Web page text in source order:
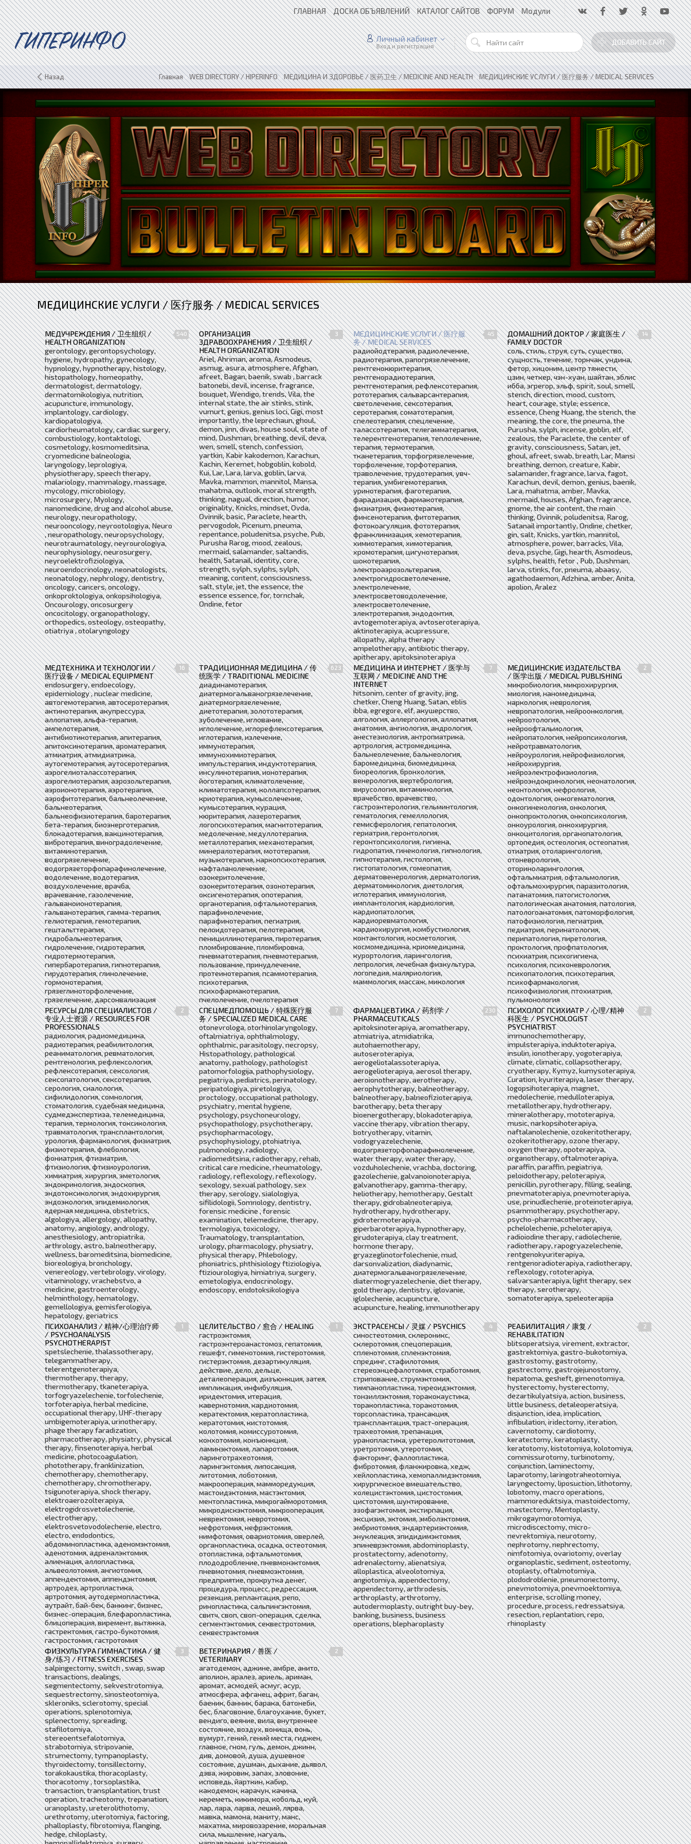
ГЛАВНАЯ ДОСКА ОБЪЯВЛЕНИЙ КАТАЛОГ САЙТОВ ФОРУМ Модули
ГИПЕРИНФО ДОБАВИТЬ САЙТ
Личный кабинет
Вход и регистрация
Назад Главная»WEB DIRECTORY / HIPERINFO»МЕДИЦИНА И ЗДОРОВЬЕ / 医药卫生 / MEDICINE AND HEALTH»МЕДИЦИНСКИЕ УСЛУГИ / 医疗服务 / MEDICAL SERVICES
МЕДИЦИНСКИЕ УСЛУГИ / 医疗服务 / MEDICAL SERVICES
МЕДУЧРЕЖДЕНИЯ / 卫生组织 /
HEALTH ORGANIZATION
540
gerontology, gerontopsychology,
hygiene, hydropathy, gynecology,
hypnology, hypnotherapy, histology,
histopathology, homeopathy,
dermatologist, dermatology,
dermatomikologiya, nutrition,
acupuncture, immunology,
implantology, cardiology,
kardiopatologiya,
cardiorheumatology, cardiac surgery,
combustiology, kontaktologi,
cosmetology, kosmomeditsina,
cryomedicine balneologia,
laryngology, leprologiya,
physiotherapy, speech therapy,
malariology, mammalogy, massage,
mycology, microbiology,
microsurgery, Myology,
nanomedicine, drug and alcohol abuse,
neurology, neuropathology,
neurooncology, neyrootologiya, Neuro
, neuropathology, neuropsychology,
neurotraumatology, neyrourologiya,
neurophysiology, neurosurgery,
neyroelektrofiziologiya,
neuroendocrinology, neonatologists,
neonatology, nephrology, dentistry,
oncology, cancers, oncology,
onkoproktologiya, onkopsihologiya,
Oncourology, oncosurgery
oncocitology, organopathology,
orthopedics, osteology, osteopathy,
otiatriya , otolaryngology
ОРГАНИЗАЦИЯ
ЗДРАВООХРАНЕНИЯ / 卫生组织 /
HEALTH ORGANIZATION
3
Ariel, Ahriman, aroma, Asmodeus,
asmug, asura, atmosphere, Afghan,
afreet, Bagan, baenik, swab , barrack
batonebi, devil, incense, fragrance,
bouquet, Wendigo, trends, Vila, the
internal state, the air stinks, stink,
vumurt, genius, genius loci, Gigi, most
importantly, the leprechaun, ghoul,
demon, jinn, divas, house soul, state of
mind, Dushman, breathing, devil, deva,
wen, smell, stench, confession,
yartkin, Kabir kakodemon, Karachun,
Kachin, Keremet, hobgoblin, kobold,
Kui, Lar, Lara, larva, goblin, larva,
Mavka, mammon, mannitol, Mansa,
mahatma, outlook, moral strength,
thinking, nagual, direction, humor,
originality, Knicks, mindset, Ovda,
Ovinnik, basic, Paraclete, hearth,
pervogodok, Picenum, pneuma,
repentance, poludenitsa, psyche, Pub,
Purusha Rarog, mood, zealous,
mermaid, salamander, saltandis,
health, Satanail, identity, core,
strength, sylph, sylphs, sylph,
meaning, content, consciousness,
salt, style, jet, the essence, the
essence essence, for, tornchak,
Ondine, fetor
МЕДИЦИНСКИЕ УСЛУГИ / 医疗服
务 / MEDICAL SERVICES
45
радиойодтерапия, радиолечение,
радиотерапия, рапогрязелечение,
рентгенокюритерапия,
рентгенорадиотерапия,
рентгенотерапия, рефлексотерапия,
рототерапия, сальварсантерапия,
светолечение, сексотерапия,
серотерапия, соматотерапия,
спелеотерапия, спецлечение,
талассотерапия, телегамматерапия,
телерентгенотерапия, теплолечение,
терапия, термотерапия,
тканетерапия, торфогрязелечение,
торфолечение, торфотерапия,
траволечение, трудотерапия, увч-
терапия, умбигемотерапия,
уринотерапия, фаготерапия,
фарадизация, фармакотерапия,
физиатрия, физиотерапия,
финсенотерапия, фитотерапия,
фотокоагуляция, фототерапия,
франклинизация, хемотерапия,
химиотерапия, химотерапия,
хромотерапия, цигунотерапия,
шокотерапия,
электроаэрозольтерапия,
электрогидросветолечение,
электролечение,
электросветоводолечение,
электросветолечение,
электротерапия, эндодонтия,
avtogemoterapiya, avtoseroterapiya,
aktinoterapiya, acupressure,
allopathy, alpha therapy
ampelotherapy, antibiotic therapy,
apitherapy, apitoksinoterapiya
ДОМАШНИЙ ДОКТОР / 家庭医生 /
FAMILY DOCTOR
14
соль, стиль, струя, суть, существо,
сущность, течение, торнчак, ундина,
фетор, хицоним, центр тяжести,
цзин, четкер, чэн-хуан, шайтан, эблис
ибба, эгрегор, эльф, spirit, soul, smell,
stench, direction, mood, custom,
heart, courage, style; essence,
essence, Cheng Huang, the stench, the
meaning, the core, the pneuma, the
Purusha, sylph, incense, goblin, elf,
zealous, the Paraclete, the center of
gravity, consciousness, Satan, jet,
ghoul, afreet, swab, breath, Lar, Mansi
breathing, demon, creature, Kabir,
salamander, fragrance, larva, fagot,
Karachun, devil, demon, genius, baenik,
Lara, mahatma, amber, Mavka,
mermaid, houses, Afghan, fragrance,
gnome, the air content, the main
thinking, Ovinnik, poludenitsa, Rarog,
Satanail importantly, Ondine, chetker,
gin, salt, Knicks, yartkin, mannitol,
atmosphere, power, barracks, Vila,
deva, psyche, Gigi, hearth, Asmodeus,
sylphs, health, fetor , Pub, Dushman,
larva, stinks, for, pneuma, abaasy,
agathodaemon, Adzhina, amber, Anita,
apolion, Aralez
МЕДТЕХНИКА И ТЕХНОЛОГИИ /
医疗设备 / MEDICAL EQUIPMENT
16
endosurgery, endoecology,
epidemiology , nuclear medicine,
автогемотерапия, автосеротерапия,
актинотерапия, акупрессура,
аллопатия, альфа-терапия,
ампелотерапия,
антибиотикотерапия, апитерапия,
апитоксинотерапия, ароматерапия,
атмиатрия, атмидиатрика,
аутогемотерапия, аутосеротерапия,
аэрогелиоталассотерапия,
аэрогелиотерапия, аэрозольтерапия,
аэроионотерапия, аэротерапия,
аэрофитотерапия, бальнеолечение,
бальнеотерапия,
бальнеофизиотерапия, баротерапия,
бета-терапия, биоэнерготерапия,
блокадотерапия, вакцинотерапия,
вибротерапия, виноградолечение,
витаминотерапия,
водогрязелечение,
водогрязеторфопарафинолечение,
водолечение, водотерапия,
воздухолечение, врачба,
врачевание, газолечение,
гальваноионотерапия,
гальванотерапия, гамма-терапия,
гелиотерапия, гемотерапия,
гештальттерапия,
гидробальнеотерапия,
гидролечение, гидротерапия,
гидротермотерапия,
гипербаротерапия, гипнотерапия,
гирудотерапия, глинолечение,
гормонотерапия,
грязеглиноторфолечение,
грязелечение, дарсонвализация
ТРАДИЦИОННАЯ МЕДИЦИНА / 传
统医学 / TRADITIONAL MEDICINE
623
диадинамотерапия,
диатермогальваногрязелечение,
диатермогрязелечение,
диетотерапия, золототерапия,
зуболечение, иглование,
иглолечение, иглорефлексотерапия,
иглотерапия, излечение,
иммунотерапия,
иммунохимиотерапия,
импульстерапия, индуктотерапия,
инсулинотерапия, ионотерапия,
йоготерапия, климатолечение,
климатотерапия, коллапсотерапия,
криотерапия, кумысолечение,
кумысотерапия, курация,
кюритерапия, лазеротерапия,
логопсихотерапия, магнитотерапия,
медолечение, медуллотерапия,
металлотерапия, механотерапия,
минералотерапия, мототерапия,
музыкотерапия, наркопсихотерапия,
нафталанолечение,
озокеритолечение,
озокеритотерапия, озонотерапия,
оксигенотерапия, опотерапия,
органотерапия, офтальмотерапия,
парафинолечение,
парафинотерапия, пегиатрия,
пелоидотерапия, пелотерапия,
пенициллинотерапия, пиротерапия,
пломбирование, пломбировка,
пневматотерапия, пневмотерапия,
пользование, принудлечение,
протеинотерапия, псаммотерапия,
психотерапия,
психофармакотерапия,
пчелолечение, пчелотерапия
МЕДИЦИНА И ИНТЕРНЕТ / 医学与
互联网 / MEDICINE AND THE
INTERNET
7
hitsonim, center of gravity, jing,
chetker, Cheng Huang, Satan, eblis
ibba, egregore, elf, акушерство,
алгология, аллергология, аллопатия,
анатомия, ангиология, андрология,
анестезиология, антропиатрика,
артрология, астромедицина,
бальнеолечение, бальнеология,
баромедицина, биомедицина,
биореология, бронхология,
венерология, вертебрология,
вирусология, витаминология,
врачебство, врачевство,
гастроэнтерология, гельминтология,
гематология, гемеллология,
гемисферология, гепатология,
гериатрия, геронтология,
геронтопсихология, гигиена,
гидропатия, гинекология, гипнология,
гипнотерапия, гистология,
гистопатология, гомеопатия,
дерматовенерология, дерматология,
дерматомикология, диетология,
иглотерапия, иммунология,
имплантология, кардиология,
кардиопатология,
кардиоревматология,
кардиохирургия, комбустиология,
контактология, косметология,
космомедицина, криомедицина,
курортология, ларингология,
лепрология, лечебная физкультура,
логопедия, маляриология,
маммология, массаж, микология
МЕДИЦИНСКИЕ ИЗДАТЕЛЬСТВА
/ 医学出版 / MEDICAL PUBLISHING
2
микробиология, микрохирургия,
миология, наномедицина,
наркология, неврология,
невропатология, нейроонкология,
нейроотология,
нейроофтальмология,
нейропатология, нейропсихология,
нейротравматология,
нейроурология, нейрофизиология,
нейрохирургия,
нейроэлектрофизиология,
нейроэндокринология, неонатология,
неонтология, нефрология,
одонтология, онкогематология,
онкогинекология, онкология,
онкопроктология, онкопсихология,
онкоурология, онкохирургия,
онкоцитология, органопатология,
ортопедия, остеология, остеопатия,
отиатрия, отоларингология,
отоневрология,
оториноларингология,
офтальмиатрия, офтальмология,
офтальмохирургия, паразитология,
патанатомия, патогистология,
патологическая анатомия, патология,
патологоанатомия, патоморфология,
патофизиология, пегиатрия,
педиатрия, перинатология,
перипатология, пиретология,
проктология, профпатология,
психиатрия, психогигиена,
психология, психоневрология,
психопатология, психотерапия,
психофармакология,
психофизиология, птохиатрия,
пульмонология
РЕСУРСЫ ДЛЯ СПЕЦИАЛИСТОВ /
专业人士资源 / RESOURCES FOR
PROFESSIONALS
2
радиология, радиомедицина,
радиотерапия, реабилитология,
реаниматология, ревматология,
рентгенология, рефлексология,
рефлексотерапия, сексология,
сексопатология, сексотерапия,
серология, сиалология,
сифилидология, сомнология,
стоматология, судебная медицина,
судмедэкспертиза, телемедицина,
терапия, термология, токсикология,
травматология, трансплантология,
урология, фармакология, физиатрия,
физиотерапия, флебология,
фониатрия, фтизиатрия,
фтизиология, фтизиоурология,
химиатрия, хирургия, эметология,
эндокринология, эндоскопия,
эндотоксикология, эндохирургия,
эндоэкология, эпидемиология,
ядерная медицина, obstetrics,
algologiya, allergology, allopathy,
anatomy, angiology, andrology,
anesthesiology, antropiatrika,
arthrology, astro, balneotherapy,
wellness, baromeditsina, biomedicine,
bioreologiya, bronchology,
venereology, vertebrology, virology,
vitaminology, vrachebstvo, a
medicine, gastroenterology,
helminthology, hematology,
gemellologiya, gemisferologiya,
hepatology, geriatrics
СПЕЦМЕДПОМОЩЬ / 特殊医疗服
务 / SPECIALIZED MEDICAL CARE
7
otonevrologa, otorhinolaryngology,
oftalmiatriya, ophthalmology,
ophthalmic, parasitology, necropsy,
Histopathology, pathological
anatomy, pathology, pathologist
patomorfologija, pathophysiology,
pegiatriya, pediatrics, perinatology,
peripatologiya, piretologiya,
proctology, occupational pathology,
psychiatry, mental hygiene,
psychology, psychoneurology,
psychopathology, psychotherapy,
psychopharmacology,
psychophysiology, ptohiatriya,
pulmonology, radiology,
radiomeditsina, radiotherapy, rehab,
critical care medicine, rheumatology,
radiology, reflexology, reflexology,
sexology, sexual pathology, sex
therapy, serology, sialologiya,
sifilidologii, Somnology, dentistry,
forensic medicine , forensic
examination, telemedicine, therapy,
termologiya, toxicology,
Traumatology, transplantation,
urology, pharmacology, physiatry,
physical therapy, Phlebology,
phoniatrics, phthisiology ftiziologiya,
ftiziourologiya, himiatriya, surgery,
emetologiya, endocrinology,
endoscopy, endotoksikologiya
ФАРМАЦЕВТИКА / 药剂学 /
PHARMACEUTICALS
230
apitoksinoterapiya, aromatherapy,
atmiatriya, atmidiatrika,
autohaemotherapy,
autoseroterapiya,
aerogeliotalassoterapiya,
aerogelioterapiya, aerosol therapy,
aeroionotherapy, aerotherapy,
aerophytotherapy, balneotherapy,
balneotherapy, balneofizioterapiya,
barotherapy, beta therapy
bioenergotherapy, blokadoterapiya,
vaccine therapy, vibration therapy,
botryotherapy, vitamin,
vodogryazelechenie,
водогрязеторфопарафинолечение,
water therapy, water therapy,
vozduholechenie, vrachba, doctoring,
gazolechenie, galvanoionoterapiya,
galvanotherapy, gamma-therapy,
heliotherapy, hemotherapy, Gestalt
therapy, gidrobalneoterapiya,
hydrotherapy, hydrotherapy,
gidrotermoterapiya,
giperbaroterapiya, hypnotherapy,
girudoterapiya, clay treatment,
hormone therapy,
gryazeglinotorfolechenie, mud,
darsonvalization, diadynamic,
диатермогальваногрязелечение,
diatermogryazelechenie, diet therapy,
gold therapy, dentistry, iglovanie,
iglolechenie, acupuncture,
acupuncture, healing, immunotherapy
ПСИХОЛОГ ПСИХИАТР / 心理/精神
科医生 / PSYCHOLOGIST
PSYCHIATRIST
2
immunochemotherapy,
impulsterapiya, induktoterapiya,
insulin, ionotherapy, yogoterapiya,
climate, climatic, collapsotherapy,
cryotherapy, Kymyz, kumysoterapiya,
Curation, kyuriterapiya, laser therapy,
logopsihoterapiya, magnet,
medolechenie, medulloterapiya,
metallotherapy, hydrotherapy,
mineralotherapy, mototerapiya,
music, narkopsihoterapiya,
naftalanolechenie, ozokeritotherapy,
ozokeritotherapy, ozone therapy,
oxygen therapy, opoterapiya,
organotherapy, oftalmoterapiya,
paraffin, paraffin, pegiatriya,
peloidotherapy, peloterapiya,
penicillin, pyrotherapy, filling, sealing,
pnevmatoterapiya, pnevmoterapiya,
use, prinudlechenie, proteinoterapiya,
psammotherapy, psychotherapy,
psycho-pharmacotherapy,
pchelolechenie, pcheloterapiya,
radioiodine therapy, radiolechenie,
radiotherapy, rapogryazelechenie,
rentgenokyuriterapiya,
rentgenoradioterapiya, radiotherapy,
reflexology, rototerapiya,
salvarsanterapiya, light therapy, sex
therapy, serotherapy,
somatoterapiya, speleoterapija
ПСИХОАНАЛИЗ / 精神/心理治疗师
/ PSYCHOANALYSIS
PSYCHOTHERAPIST
1
spetslechenie, thalassotherapy,
telegammatherapy,
telerentgenoterapiya,
thermotherapy, therapy,
thermotherapy, tkaneterapiya,
torfogryazelechenie, torfolechenie,
torfoterapiya, herbal medicine,
occupational therapy, UHF-therapy
umbigemoterapiya, urinotherapy,
phage therapy faradization,
pharmacotherapy, physiatry, physical
therapy, finsenoterapiya, herbal
medicine, photocoagulation,
phototherapy, franklinization,
chemotherapy, chemotherapy,
chemotherapy, chromotherapy,
tsigunoterapiya, shock therapy,
elektroaerozolterapiya,
elektrogidrosvetolechenie,
electrotherapy,
elektrosvetovodolechenie, electro,
electro, endodontics,
абдоминопластика, аденомэктомия,
аденотомия, адреналэктомия,
алиенация, аллопластика,
альвеолотомия, ангиотомия,
аппендектомия, аппендэктомия,
артродез, артропластика,
артротомия, аутодермопластика,
аутрайт, бай-бек, банкинг, бизнес,
бизнес-операция, блефаропластика,
блицоперация, виремент, вытяжка,
гастректомия, гастро-букотомия,
гастростомия, гастротомия
ЦЕЛИТЕЛЬСТВО / 愈合 / HEALING 1
гастроэктомия,
гастроэнтероанастомоз, гепатомия,
гешефт, гименотомия, гистеротомия,
гистерэктомия, дезартикуляция,
действие, дело, дельце,
деталеоперация, дизъюнкция, затея,
импликация, инфибуляция,
иридектомия, итерация,
кавернотомия, кардиотомия,
кератектомия, кератопластика,
кератотомия, кистотомия,
колотомия, комиссуротомия,
конхотомия, конъюнкция,
ламинэктомия, лапаротомия,
ларинготрахеотомия,
ларингэктомия, липосакция,
литотомия, лоботомия,
макрооперация, мамморедукция,
мастоидэктомия, мастэктомия,
ментопластика, микрогайморотомия,
микродискэктомия, микрооперация,
невректомия, невротомия,
нефротомия, нефрэктомия,
нимфотомия, овариотомия, оверлей,
органопластика, осадка, остеотомия,
отопластика, офтальмотомия,
плододробление, пневмонэктомия,
пневмотомия, пневмоэктомия,
предприятие, прокрутка денег,
процедура, процесс, редрессация,
резекция, реплантация, репо,
ринопластика, сальпингэктомия,
свитч, своп, своп-операция, сделка,
сегментэктомия, секвестротомия,
секвестрэктомия
ЭКСТРАСЕНСЫ / 灵媒 / PSYCHICS 4
синостеотомия, склероникс,
склеротомия, спецоперация,
спленотомия, спленэктомия,
спрединг, стафилотомия,
стереоэнцефалотомия, стработомия,
стрипование, струмэктомия,
тимпанопластика, тиреоидэктомия,
тонзиллэктомия, торакокаустика,
торакопластика, торакотомия,
торсопластика, трансакция,
трансплантация, траст-операция,
трахеотомия, трепанация,
уранопластика, уретеролитотомия,
уретротомия, утеротомия,
факторинг, фаллопластика,
фибротомия, фланжировка, хедж,
хейлопластика, хемопаллидэктомия,
хирургическое вмешательство,
холецистэктомия, цистостомия,
цистотомия, шунтирование,
эзофагэктомия, экстирпация,
эксцизия, эктомия, эмболэктомия,
эмбриотомия, эндартериэктомия,
энуклеация, эпидидимэктомия,
эпиневрэктомия, abdominoplasty,
prostatectomy, adenotomy,
adrenalectomy, alienatsiya,
alloplastica, alveolotomiya,
angiotomiya, appendectomy,
appendectomy, arthrodesis,
arthroplasty, arthrotomy,
autodermoplasty, outright buy-bey,
banking, business, business
operations, blepharoplasty
РЕАБИЛИТАЦИЯ / 康复 /
REHABILITATION
2
blitsoperatsiya, virement, extractor,
gastrektomiya, gastro-bukotomiya,
gastrostomy, gastrotomy,
gastrectomy, gastrojejunostomy,
hepatoma, gesheft, gimenotomiya,
hysterectomy, hysterectomy,
dezartikulyatsiya, action, business,
little business, detaleoperatsiya,
disjunction, idea, implication,
infibulation, iridectomy, iteration,
cavernotomy, cardiotomy,
keratectomy, keratoplasty,
keratotomy, kistotomiya, kolotomiya,
commissurotomy, turbinotomy,
conjunction, laminectomy,
laparotomy, laringotraheotomiya,
laryngectomy, liposuction, lithotomy,
lobotomy, macro operations,
mammoreduktsiya, mastoidectomy,
mastectomy, Mentoplasty,
mikrogaymorotomiya,
microdiscectomy, micro-
nevrektomiya, neurotomy,
nephrotomy, nephrectomy,
nimfotomiya, ovariotomy, overlay
organoplastic, sediment, osteotomy,
otoplasty, oftalmotomiya,
plododroblenie, pneumonectomy,
pnevmotomiya, pnevmoektomiya,
enterprise, scrolling money,
procedure, process, redressatsiya,
resection, replantation, repo,
rhinoplasty
ФИЗКУЛЬТУРА ГИМНАСТИКА / 健
身/练习 / FITNESS EXERCISES
3
salpingectomy, switch , swap, swap
transactions, dealings,
segmentectomy, sekvestrotomiya,
sequestrectomy, sinosteotomiya,
skleroniks, sclerotomy, special
operations, splenotomiya,
splenectomy, spreading,
stafilotomiya,
stereoentsefalotomiya,
strabotomiya, stripovanie,
strumectomy, tympanoplasty,
thyroidectomy, tonsillectomy,
torakokaustika, thoracoplasty,
thoracotomy , torsoplastika,
transaction, transplantation, trust
operation, tracheotomy, trepanation,
uranoplasty, ureterolithotomy,
urethrotomy, uterotomiya, factoring,
phalloplasty, fibrotomiya, flanging,
hedge, chiloplasty,
ВЕТЕРИНАРИЯ / 兽医 /
VETERINARY
2
агатодемон, аджине, амбре, анито,
аполион, аралез, ариель, ариман,
аромат, асмодей, асмуг, асур,
атмосфера, афганец, африт, баган,
баеник, банник, барака, батонеби,
бес, благовоние, благоухание, букет,
вендиго, веяние, вила, внутреннее
состояние, воздух, вонища, вонь,
вумурт, гений, гений места, гиджен,
главное, гном, гуль, демон, джинн,
див, домовой, душа, душевное
состояние, душман, дыхание, дьявол,
дэва, жировик, запах, зловоние,
исповедь, йарткин, кабир,
какодемон, карачун, качина,
кереметь, кикимора, кобольд, куй,
лар, лара, ларва, леший, лярва,
мавка, мамона, маниту, манс,
махатма, мировоззрение, моральная
сила, мышление, нагуаль,